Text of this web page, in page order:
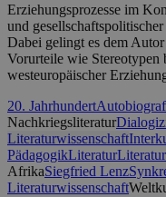
Erziehungsprozesse im
und
Dabei gelingt es dem
Vorurteile wie Stereotypen
westeuropäischer
20. Jahrhundert
Nachkriegsliteratur
Literaturwissenschaft
PädagogikLiteratur
AfrikaSiegfried Lenz
Literaturwissenschaft